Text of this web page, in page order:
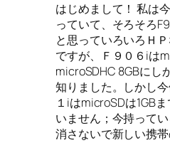
はじめまして！ 私は
っていて、そろそろ
と思っていろいろＨ
ですが、Ｆ９０６iは
microSDHC 8GBにし
知りました。しかし
１iはmicroSDは1GB
いません；今持って
消さないで新しい携